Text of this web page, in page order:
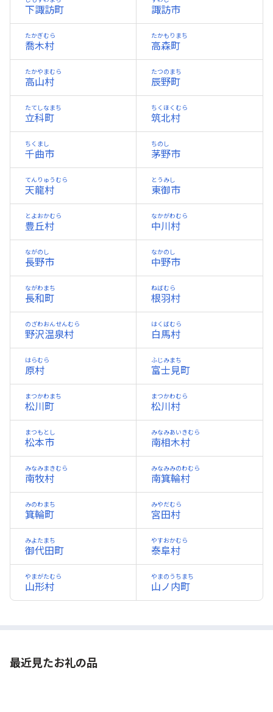
下諏訪町 諏訪市
喬木村
たかぎむら
高森町
たかもりまち
高山村
たかやまむら
辰野町
たつのまち
立科町
たてしなまち
筑北村
ちくほくむら
千曲市
ちくまし
茅野市
ちのし
天龍村
てんりゅうむら
東御市
とうみし
豊丘村
とよおかむら
中川村
なかがわむら
長野市
ながのし
中野市
なかのし
長和町
ながわまち
根羽村
ねばむら
野沢温泉村
のざわおんせんむら
白馬村
はくばむら
原村
はらむら
富士見町
ふじみまち
松川町
まつかわまち
松川村
まつかわむら
松本市
まつもとし
南相木村
みなみあいきむら
南牧村
みなみまきむら
南箕輪村
みなみみのわむら
箕輪町
みのわまち
宮田村
みやだむら
御代田町
みよたまち
泰阜村
やすおかむら
山形村
やまがたむら
山ノ内町
やまのうちまち
最近見たお礼の品